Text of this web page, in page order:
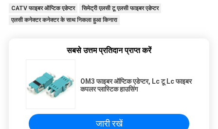
CATV फाइबर ऑप्टिक एडेप्टर
सिमेट्री एलसी टू एलसी फाइबर एडेप्टर
एलसी कनेक्टर कनेक्टर के साथ निकला हुआ किनारा
सबसे उत्तम प्रतिदान प्राप्त करें
OM3 फाइबर ऑप्टिक एडेप्टर, Lc टू Lc फाइबर
कपलर प्लास्टिक हाउसिंग
जारी रखें